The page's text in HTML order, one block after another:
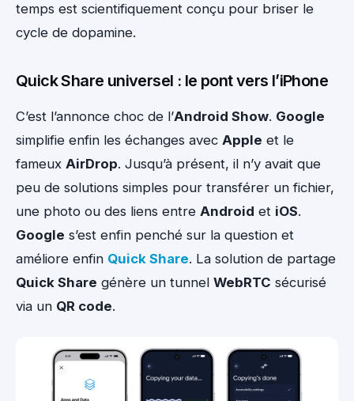
temps est scientifiquement conçu pour briser le
cycle de dopamine.
Quick Share universel : le pont vers l’iPhone
C’est l’annonce choc de l’Android Show. Google
simplifie enfin les échanges avec Apple et le
fameux AirDrop. Jusqu’à présent, il n’y avait que
peu de solutions simples pour transférer un fichier,
une photo ou des liens entre Android et iOS.
Google s’est enfin penché sur la question et
améliore enfin Quick Share. La solution de partage
Quick Share génère un tunnel WebRTC sécurisé
via un QR code.